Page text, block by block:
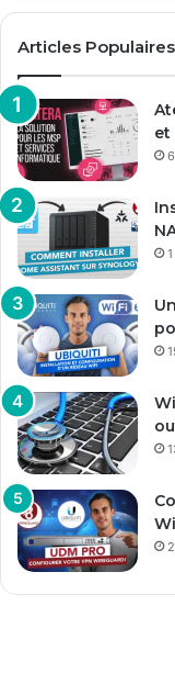
Articles Populaires
et